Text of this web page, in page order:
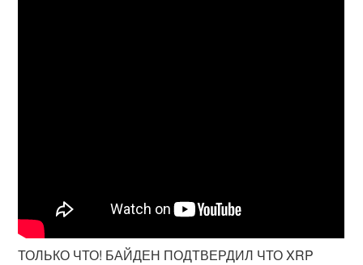
ТОЛЬКО ЧТО! БАЙДЕН ПОДТВЕРДИЛ ЧТО XRP